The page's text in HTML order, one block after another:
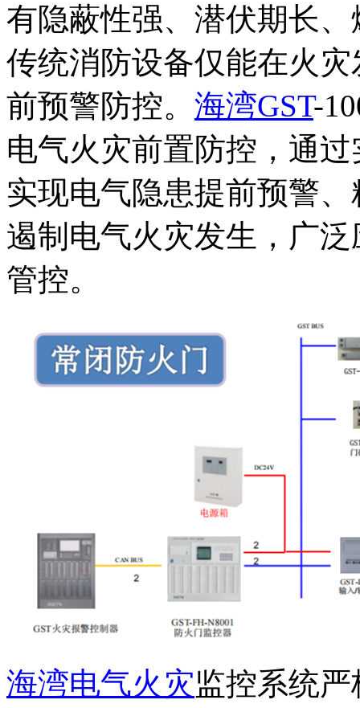
有隐蔽性强、潜伏期长
传统消防设备仅能在火
前预警防控。 海湾GST-
电气火灾前置防控，通
实现电气隐患提前预警
遏制电气火灾发生，广
管控。
海湾电气火灾监控系统